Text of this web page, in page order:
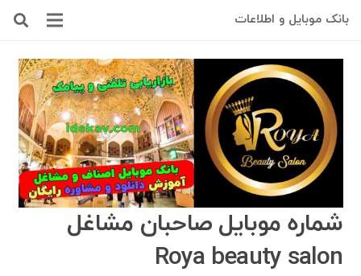
بانک موبایل و اطلاعات
شماره موبایل صاحبان مشاغل
Roya beauty salon